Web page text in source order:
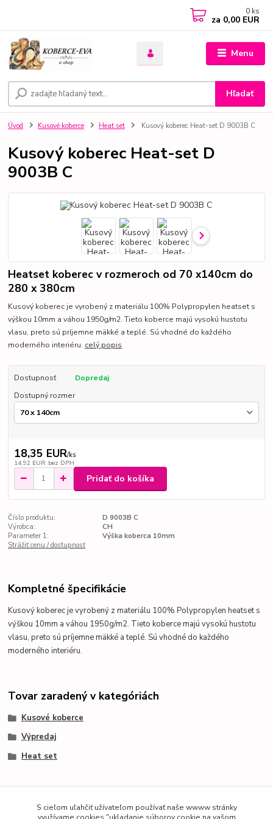
Menu
Hľadať
0 ks
za 0,00 EUR
Úvod Kusové koberce Heat set Kusový koberec Heat-set D 9003B C
Kusový koberec Heat-set D
9003B C
Heatset koberec v rozmeroch od 70 x140cm do
280 x 380cm
Kusový koberec je vyrobený z materiálu 100% Polypropylen heatset s
výškou 10mm a váhou 1950g/m2. Tieto koberce majú vysokú hustotu
vlasu, preto sú príjemne mäkké a teplé. Sú vhodné do každého
moderného interiéru. celý popis
Dostupnosť
Dopredaj
Dostupný rozmer
18,35 EUR/ks
14,92 EUR bez DPH
Pridať do košíka
Číslo produktu:
D 9003B C
Výrobca:
CH
Parameter 1:
Výška koberca 10mm
Strážiť cenu / dostupnosť
Kompletné špecifikácie
Kusový koberecje vyrobený z materiálu 100% Polypropylen heatset s
výškou 10mm a váhou 1950g/m2. Tieto koberce majú vysokú hustotu
vlasu, preto sú príjemne mäkké a teplé. Sú vhodné do každého
moderného interiéru.
Tovar zaradený v kategóriách
Kusové koberce
Výpredaj
Heat set
S cieľom uľahčiť užívateľom používať naše wwww stránky